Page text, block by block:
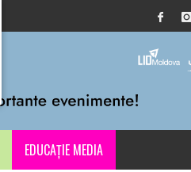
EDUCAȚIE MEDIA